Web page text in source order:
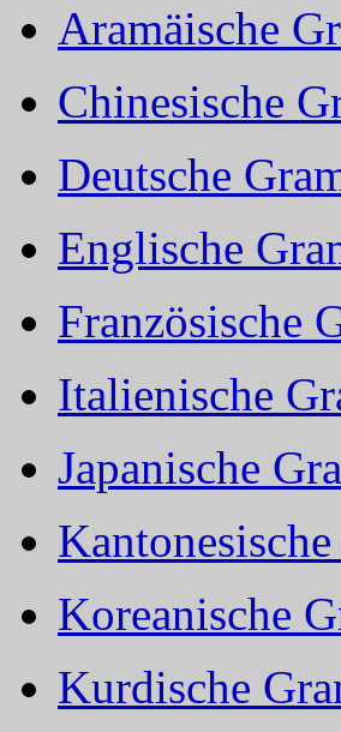
Aramäische
Chinesische
Deutsche
Englische
Französische
Italienische
Japanische
Koreanische
Kurdische